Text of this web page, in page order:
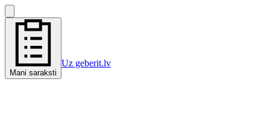
Mani saraksti
Uz geberit.lv